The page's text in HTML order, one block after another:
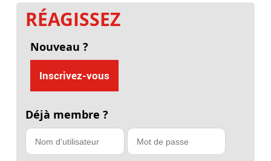
RÉAGISSEZ
Nouveau ?
Inscrivez-vous
Déjà membre ?